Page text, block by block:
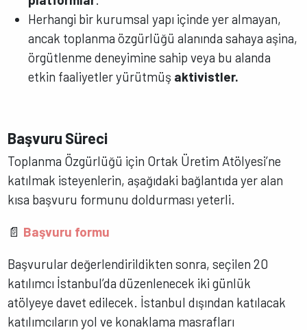
Herhangi bir kurumsal yapı içinde yer almayan,
ancak toplanma özgürlüğü alanında sahaya aşina,
örgütlenme deneyimine sahip veya bu alanda
etkin faaliyetler yürütmüş aktivistler.
Başvuru Süreci
Toplanma Özgürlüğü için Ortak Üretim Atölyesi’ne
katılmak isteyenlerin, aşağıdaki bağlantıda yer alan
kısa başvuru formunu doldurması yeterli.
📄 Başvuru formu
Başvurular değerlendirildikten sonra, seçilen 20
katılımcı İstanbul’da düzenlenecek iki günlük
atölyeye davet edilecek. İstanbul dışından katılacak
katılımcıların yol ve konaklama masrafları